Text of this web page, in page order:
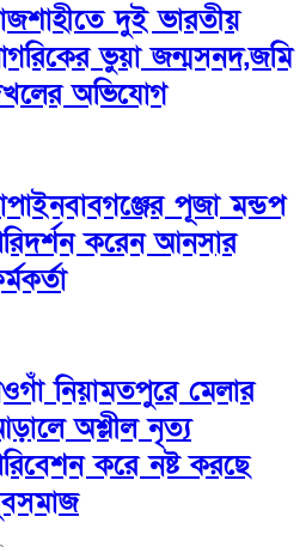
দুই ভারতীয়
ভুয়া জন্মসনদ,জমি
অভিযোগ
পূজা মন্ডপ
করেন আনসার
নিয়ামতপুরে মেলার
অশ্লীল নৃত্য
করে নষ্ট করছে